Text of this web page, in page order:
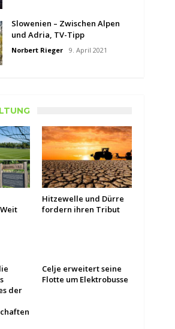
Slowenien – Zwischen Alpen
und Adria, TV-Tipp
Norbert Rieger 9. April 2021
Hitzewelle und Dürre
fordern ihren Tribut
der
Celje erweitert seine
Flotte um Elektrobusse